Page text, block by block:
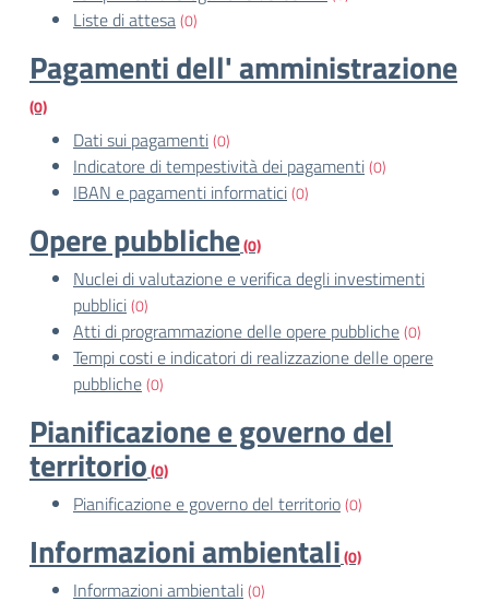
Liste di attesa(0)
Pagamenti dell' amministrazione
(0)
Dati sui pagamenti(0)
Indicatore di tempestività dei pagamenti(0)
IBAN e pagamenti informatici(0)
Opere pubbliche(0)
Nuclei di valutazione e verifica degli investimenti
pubblici(0)
Atti di programmazione delle opere pubbliche(0)
Tempi costi e indicatori di realizzazione delle opere
pubbliche(0)
Pianificazione e governo del
territorio(0)
Pianificazione e governo del territorio(0)
Informazioni ambientali(0)
Informazioni ambientali(0)